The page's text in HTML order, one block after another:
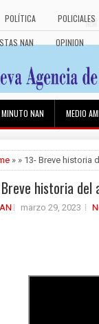
POLÍTICA POLICIALES
NAN OPINION
MINUTO NAN MEDIO
» » 13- Breve historia
historia del
marzo 29, 2023